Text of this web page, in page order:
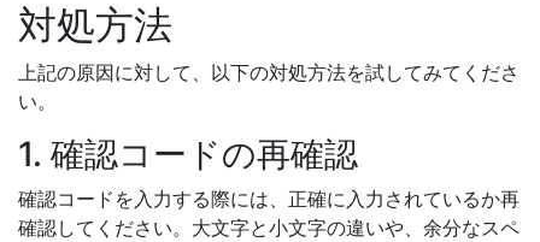
対処方法
上記の原因に対して、以下の対処方法を試してみてくださ
い。
1. 確認コードの再確認
確認コードを入力する際には、正確に入力されているか再
確認してください。大文字と小文字の違いや、余分なスペ